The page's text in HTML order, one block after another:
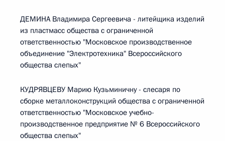
ДЕМИНА Владимира Сергеевича - литейщика изделий
из пластмасс общества с ограниченной
ответственностью "Московское производственное
объединение "Электротехника" Всероссийского
общества слепых"
КУДРЯВЦЕВУ Марию Кузьминичну - слесаря по
сборке металлоконструкций общества с ограниченной
ответственностью "Московское учебно-
производственное предприятие № 6 Всероссийского
общества слепых"